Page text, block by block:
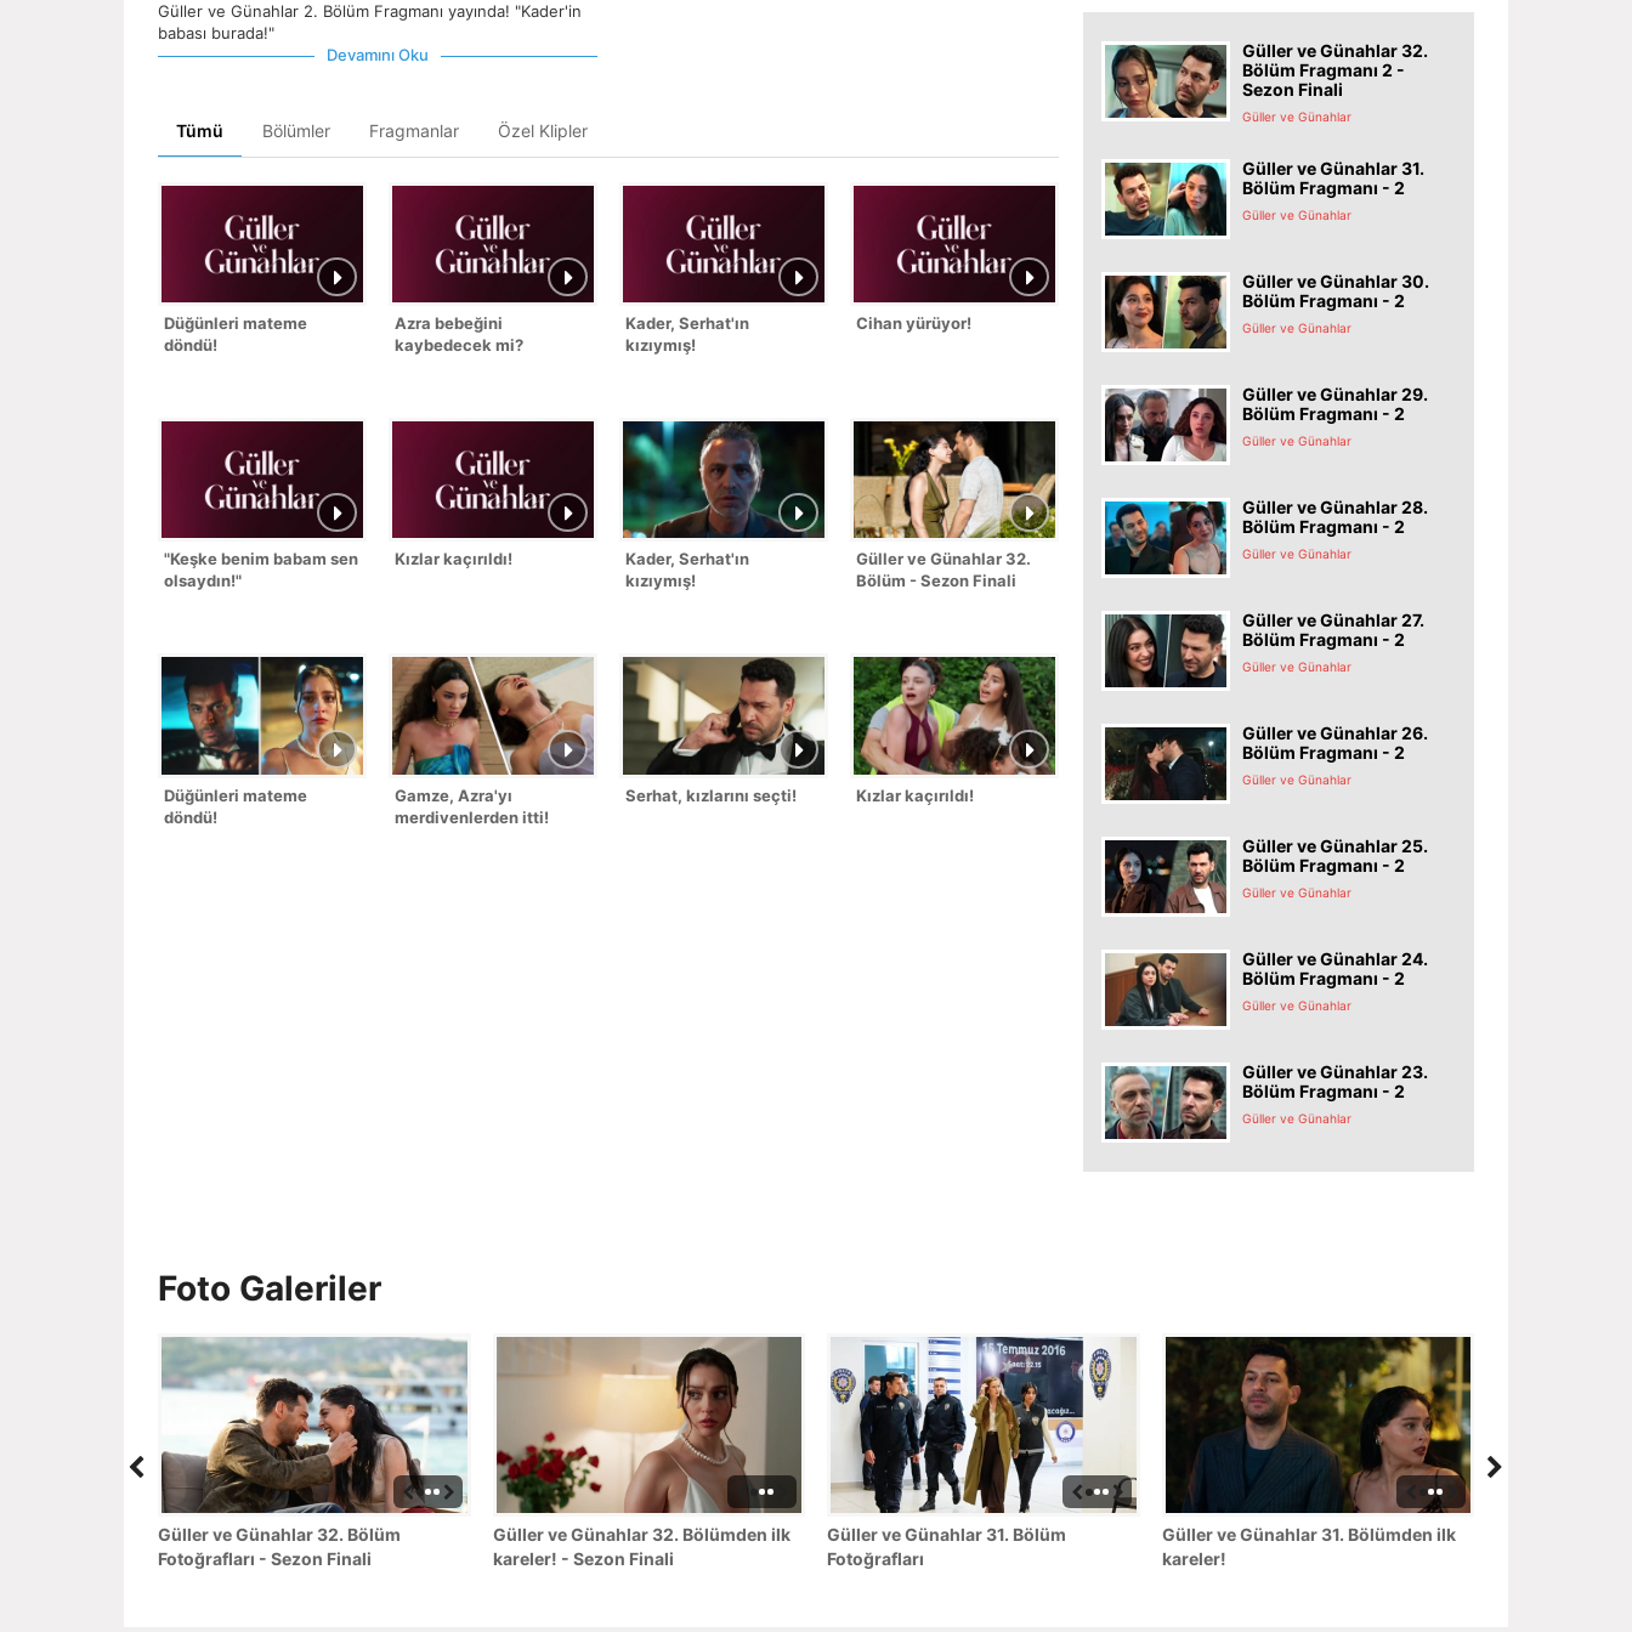
Güller ve Günahlar 2. Bölüm Fragmanı yayında! "Kader'in
babası burada!"
Devamını Oku
Tümü Bölümler Fragmanlar Özel Klipler
Düğünleri mateme
döndü!
Azra bebeğini
kaybedecek mi?
Kader, Serhat'ın
kızıymış!
Cihan yürüyor!
"Keşke benim babam sen
olsaydın!"
Kızlar kaçırıldı!
Kader, Serhat'ın
kızıymış!
Güller ve Günahlar 32.
Bölüm - Sezon Finali
Düğünleri mateme
döndü!
Gamze, Azra'yı
merdivenlerden itti!
Serhat, kızlarını seçti! Kızlar kaçırıldı!
Güller ve Günahlar 32.
Bölüm Fragmanı 2 -
Sezon Finali
Güller ve Günahlar
Güller ve Günahlar 31.
Bölüm Fragmanı - 2
Güller ve Günahlar
Güller ve Günahlar 30.
Bölüm Fragmanı - 2
Güller ve Günahlar
Güller ve Günahlar 29.
Bölüm Fragmanı - 2
Güller ve Günahlar
Güller ve Günahlar 28.
Bölüm Fragmanı - 2
Güller ve Günahlar
Güller ve Günahlar 27.
Bölüm Fragmanı - 2
Güller ve Günahlar
Güller ve Günahlar 26.
Bölüm Fragmanı - 2
Güller ve Günahlar
Güller ve Günahlar 25.
Bölüm Fragmanı - 2
Güller ve Günahlar
Güller ve Günahlar 24.
Bölüm Fragmanı - 2
Güller ve Günahlar
Güller ve Günahlar 23.
Bölüm Fragmanı - 2
Güller ve Günahlar
Foto Galeriler
Güller ve Günahlar 32. Bölüm
Fotoğrafları - Sezon Finali
Güller ve Günahlar 32. Bölümden ilk
kareler! - Sezon Finali
Güller ve Günahlar 31. Bölüm
Fotoğrafları
Güller ve Günahlar 31. Bölümden ilk
kareler!